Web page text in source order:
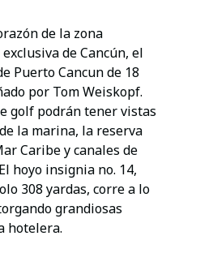
de la zona
de Cancún, el
Puerto Cancun de 18
por Tom Weiskopf.
golf podrán tener vistas
la marina, la reserva
Caribe y canales de
hoyo insignia no. 14,
308 yardas, corre a lo
grandiosas
hotelera.